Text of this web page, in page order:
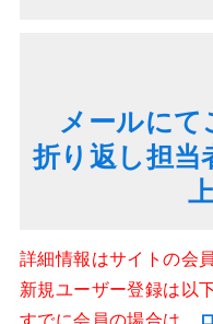
メールにて
折り返し担当
詳細情報はサイトの会
新規ユーザー登録は以